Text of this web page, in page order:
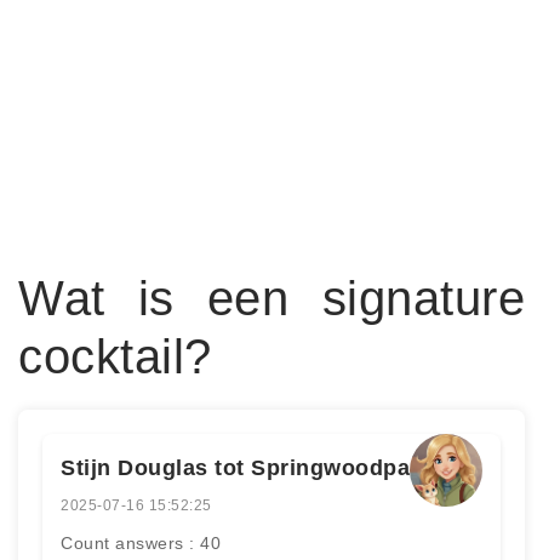
Wat is een signature
cocktail?
Stijn Douglas tot Springwoodpark
2025-07-16 15:52:25
Count answers : 40